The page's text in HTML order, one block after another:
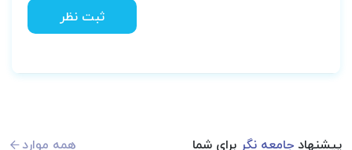
ثبت نظر
پیشنهادجامعه نگربرای شما همه موارد